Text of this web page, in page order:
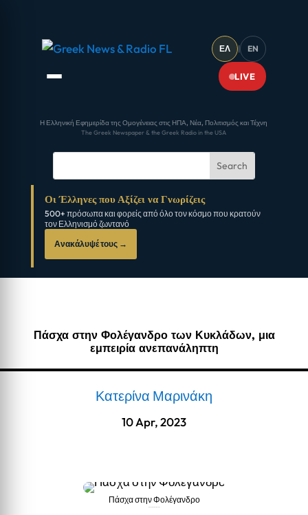
ΕΛ | EN
LIVE
Η Ελληνική Εφημερίδα της Ομογένειας στις ΗΠΑ, Νέα, Πολιτισμός και Τέχνη
The Greek Newspaper & the Greek Radio in the USA
Οι Έλληνες που Αξίζει να Γνωρίζεις
500+ πρόσωπα και φορείς από όλο τον κόσμο που κρατούν
τον Ελληνισμό ζωντανό
Ανακάλυψέ τους →
Πάσχα στην Φολέγανδρο των Κυκλάδων, μια
εμπειρία ανεπανάληπτη
Κατερίνα Μαρινάκη
10 Apr, 2023
Πάσχα στην Φολέγανδρο